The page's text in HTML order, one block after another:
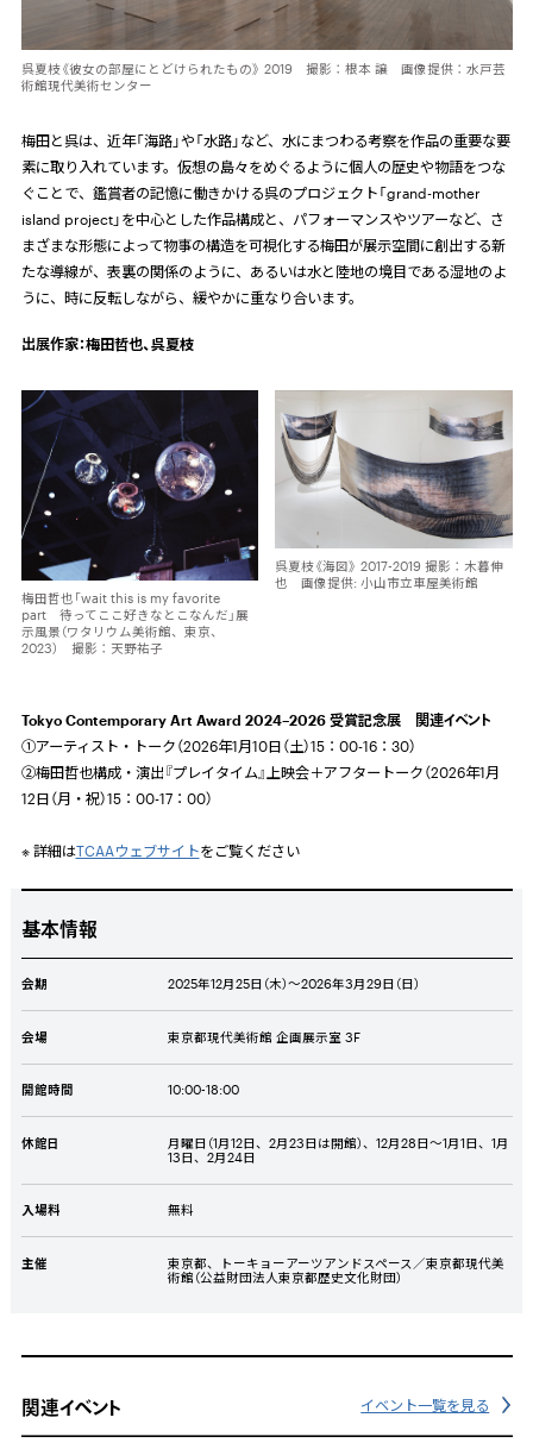
呉夏枝《彼女の部屋にとどけられたもの》 2019 撮影：根本 譲 画像提供：水戸芸
術館現代美術センター
梅田と呉は、近年「海路」や「水路」など、水にまつわる考察を作品の重要な要
素に取り入れています。仮想の島々をめぐるように個人の歴史や物語をつな
ぐことで、鑑賞者の記憶に働きかける呉のプロジェクト「grand-mother
island project」を中心とした作品構成と、パフォーマンスやツアーなど、さ
まざまな形態によって物事の構造を可視化する梅田が展示空間に創出する新
たな導線が、表裏の関係のように、あるいは水と陸地の境目である湿地のよ
うに、時に反転しながら、緩やかに重なり合います。
出展作家：梅田哲也、呉夏枝
梅田哲也「wait this is my favorite
part 待ってここ好きなとこなんだ」展
示風景（ワタリウム美術館、東京、
2023） 撮影：天野祐子
呉夏枝《海図》 2017-2019 撮影：木暮伸
也 画像提供: 小山市立車屋美術館
Tokyo Contemporary Art Award 2024–2026 受賞記念展 関連イベント
①アーティスト・トーク（2026年1月10日（土）15：00-16：30）
➁梅田哲也構成・演出『プレイタイム』上映会＋アフタートーク（2026年1月
12日（月・祝）15：00-17：00）
※ 詳細はTCAAウェブサイトをご覧ください
基本情報
会期 2025年12月25日（木）～2026年3月29日（日）
会場 東京都現代美術館 企画展示室 3F
開館時間 10:00-18:00
休館日
月曜日（1月12日、2月23日は開館）、12月28日～1月1日、1月
13日、2月24日
入場料 無料
主催
東京都、トーキョーアーツアンドスペース／東京都現代美
術館（公益財団法人東京都歴史文化財団）
関連イベント イベント一覧を見る